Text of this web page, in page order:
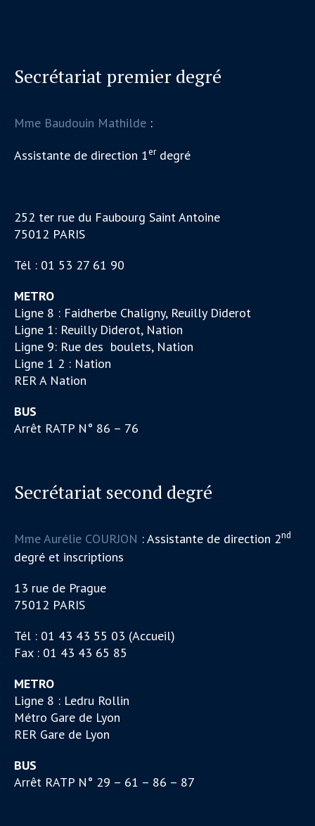
Secrétariat premier degré
Mme Baudouin Mathilde :
Assistante de direction 1erdegré
252 ter rue du Faubourg Saint Antoine
75012 PARIS
Tél : 01 53 27 61 90
METRO
Ligne 8 : Faidherbe Chaligny, Reuilly Diderot
Ligne 1: Reuilly Diderot, Nation
Ligne 9: Rue des boulets, Nation
Ligne 1 2 : Nation
RER A Nation
BUS
Arrêt RATP N° 86 – 76
Secrétariat second degré
Mme Aurélie COURJON : Assistante de direction 2nd
degré et inscriptions
13 rue de Prague
75012 PARIS
Tél : 01 43 43 55 03 (Accueil)
Fax : 01 43 43 65 85
METRO
Ligne 8 : Ledru Rollin
Métro Gare de Lyon
RER Gare de Lyon
BUS
Arrêt RATP N° 29 – 61 – 86 – 87